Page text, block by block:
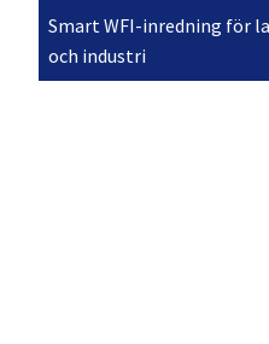
Smart WFI-inredning för
och industri